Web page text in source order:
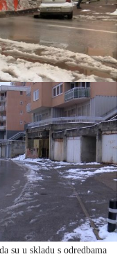
su u skladu s odredbama